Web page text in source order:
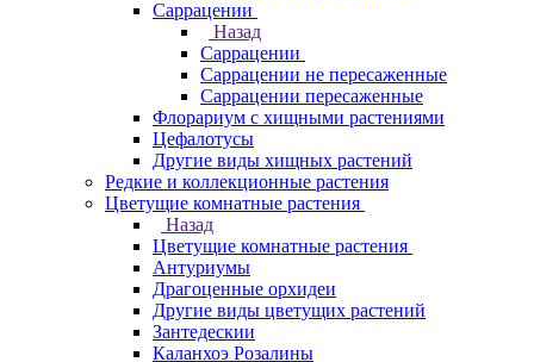
Саррацении
Назад
Саррацении
Саррацении не пересаженные
Саррацении пересаженные
Флорариум с хищными растениями
Цефалотусы
Другие виды хищных растений
Редкие и коллекционные растения
Цветущие комнатные растения
Назад
Цветущие комнатные растения
Антуриумы
Драгоценные орхидеи
Другие виды цветущих растений
Зантедескии
Каланхоэ Розалины